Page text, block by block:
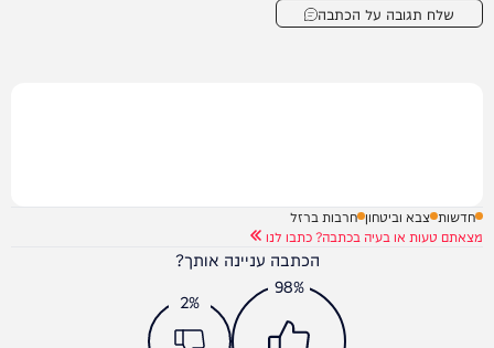
שלח תגובה על הכתבה
חדשות צבא וביטחון חרבות ברזל
מצאתם טעות או בעיה בכתבה? כתבו לנו
הכתבה עניינה אותך?
98%
2%